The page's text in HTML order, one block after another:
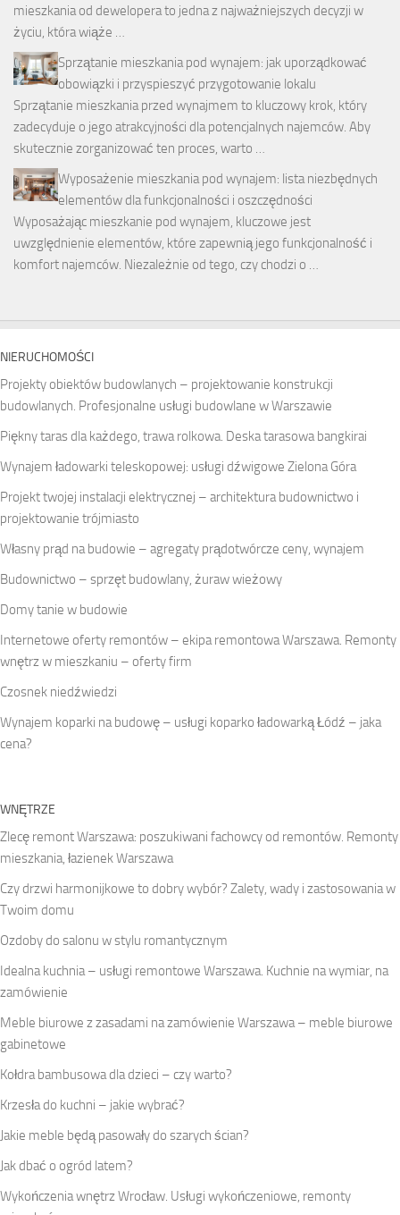
mieszkania od dewelopera to jedna z najważniejszych decyzji w
życiu, która wiąże …
Sprzątanie mieszkania pod wynajem: jak uporządkować
obowiązki i przyspieszyć przygotowanie lokalu
Sprzątanie mieszkania przed wynajmem to kluczowy krok, który
zadecyduje o jego atrakcyjności dla potencjalnych najemców. Aby
skutecznie zorganizować ten proces, warto …
Wyposażenie mieszkania pod wynajem: lista niezbędnych
elementów dla funkcjonalności i oszczędności
Wyposażając mieszkanie pod wynajem, kluczowe jest
uwzględnienie elementów, które zapewnią jego funkcjonalność i
komfort najemców. Niezależnie od tego, czy chodzi o …
NIERUCHOMOŚCI
Projekty obiektów budowlanych – projektowanie konstrukcji
budowlanych. Profesjonalne usługi budowlane w Warszawie
Piękny taras dla każdego, trawa rolkowa. Deska tarasowa bangkirai
Wynajem ładowarki teleskopowej: usługi dźwigowe Zielona Góra
Projekt twojej instalacji elektrycznej – architektura budownictwo i
projektowanie trójmiasto
Własny prąd na budowie – agregaty prądotwórcze ceny, wynajem
Budownictwo – sprzęt budowlany, żuraw wieżowy
Domy tanie w budowie
Internetowe oferty remontów – ekipa remontowa Warszawa. Remonty
wnętrz w mieszkaniu – oferty firm
Czosnek niedźwiedzi
Wynajem koparki na budowę – usługi koparko ładowarką Łódź – jaka
cena?
WNĘTRZE
Zlecę remont Warszawa: poszukiwani fachowcy od remontów. Remonty
mieszkania, łazienek Warszawa
Czy drzwi harmonijkowe to dobry wybór? Zalety, wady i zastosowania w
Twoim domu
Ozdoby do salonu w stylu romantycznym
Idealna kuchnia – usługi remontowe Warszawa. Kuchnie na wymiar, na
zamówienie
Meble biurowe z zasadami na zamówienie Warszawa – meble biurowe
gabinetowe
Kołdra bambusowa dla dzieci – czy warto?
Krzesła do kuchni – jakie wybrać?
Jakie meble będą pasowały do szarych ścian?
Jak dbać o ogród latem?
Wykończenia wnętrz Wrocław. Usługi wykończeniowe, remonty